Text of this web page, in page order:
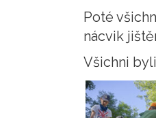
Poté
nácvik
Všichni